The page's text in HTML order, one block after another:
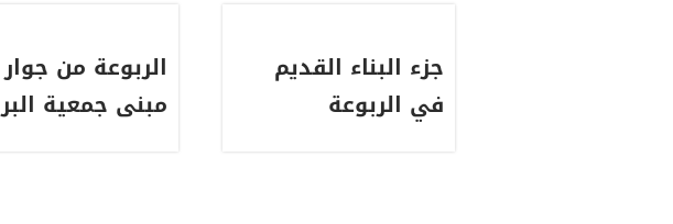
جزء البناء القديم
في الربوعة
الربوعة من جوار
مبنى جمعية البر